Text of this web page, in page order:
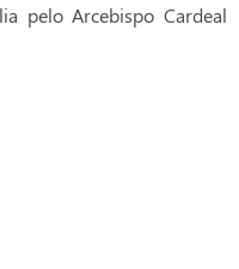
pelo Arcebispo Cardeal